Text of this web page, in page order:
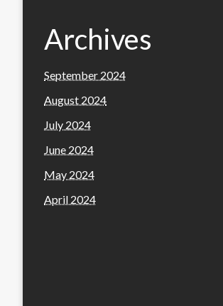
Archives
September 2024
August 2024
July 2024
June 2024
May 2024
April 2024